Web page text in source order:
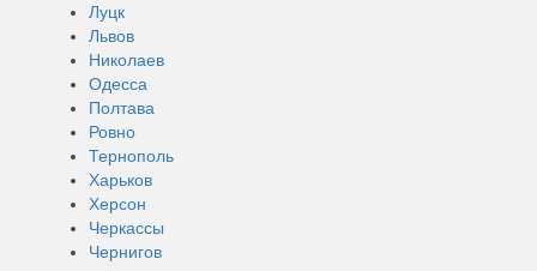
Луцк
Львов
Николаев
Одесса
Полтава
Ровно
Тернополь
Харьков
Херсон
Черкассы
Чернигов